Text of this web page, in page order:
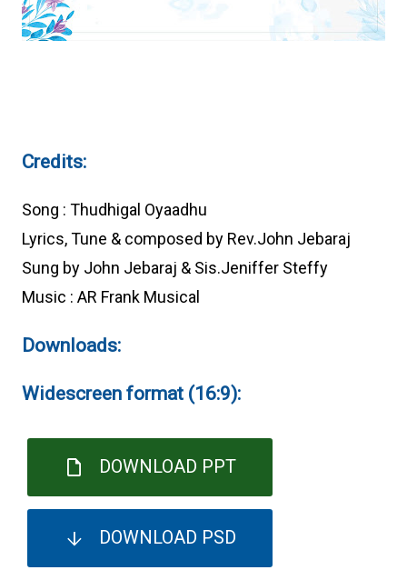
Credits:
Song : Thudhigal Oyaadhu
Lyrics, Tune & composed by Rev.John Jebaraj
Sung by John Jebaraj & Sis.Jeniffer Steffy
Music : AR Frank Musical
Downloads:
Widescreen format (16:9):
DOWNLOAD PPT
DOWNLOAD PSD